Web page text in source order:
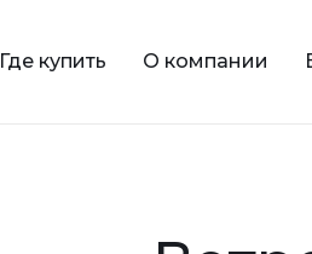
Где купить О компании